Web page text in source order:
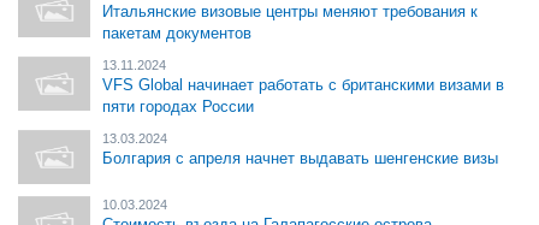
Итальянские визовые центры меняют требования к
пакетам документов
13.11.2024
VFS Global начинает работать с британскими визами в
пяти городах России
13.03.2024
Болгария с апреля начнет выдавать шенгенские визы
10.03.2024